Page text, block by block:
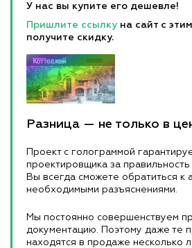
У нас вы купите его дешевле!
Пришлите ссылку на сайт с
получите скидку.
Разница — не только в
Проект с голограммой
проектировщика за правильность
Вы всегда сможете обратиться к
необходимыми разъяснениями.
Мы постоянно совершенствуем
документацию. Поэтому даже те
находятся в продаже несколько